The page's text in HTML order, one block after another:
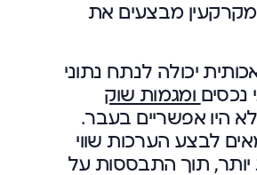
מבצעים את
יכולה לנתח נתוני
נכסים ומגמות שוק
היו אפשריים בעבר.
לבצע הערכות שווי
יותר, תוך התבססות על